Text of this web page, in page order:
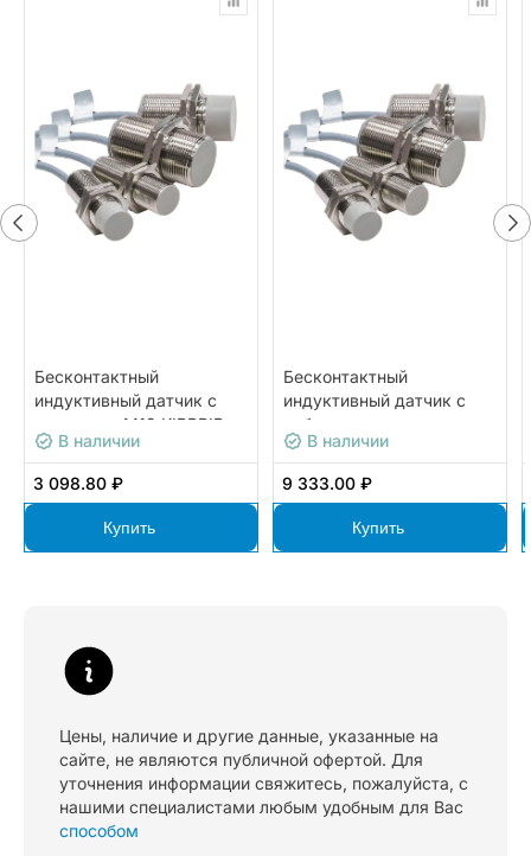
Бесконтактный
индуктивный датчик с
разъемом М12 KIPPRIBOR
LA18-80.5P1.U1.E
В наличии
3 098.80 ₽
Купить
Бесконтактный
индуктивный датчик с
кабельным выводом
KIPPRIBOR LA08M-
В наличии
9 333.00 ₽
Купить
Цены, наличие и другие данные, указанные на
сайте, не являются публичной офертой. Для
уточнения информации свяжитесь, пожалуйста, с
нашими специалистами любым удобным для Вас
способом